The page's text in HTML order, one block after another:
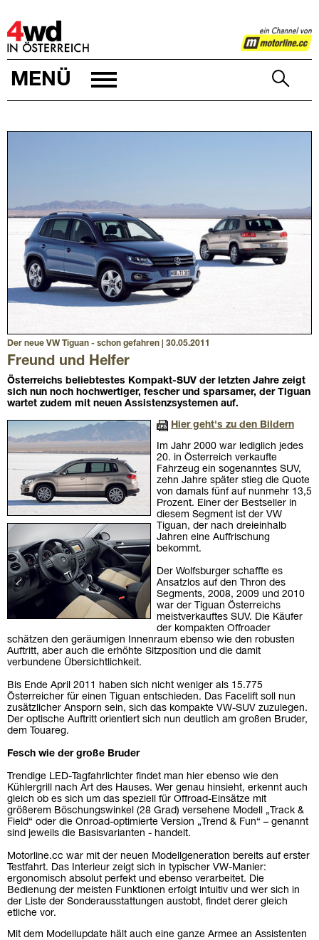
4WD
MENÜ
Der neue VW Tiguan - schon gefahren | 30.05.2011
Freund und Helfer
Österreichs beliebtestes Kompakt-SUV der letzten Jahre zeigt
sich nun noch hochwertiger, fescher und sparsamer, der Tiguan
wartet zudem mit neuen Assistenzsystemen auf.
Hier geht's zu den Bildern
Im Jahr 2000 war lediglich jedes
20. in Österreich verkaufte
Fahrzeug ein sogenanntes SUV,
zehn Jahre später stieg die Quote
von damals fünf auf nunmehr 13,5
Prozent. Einer der Bestseller in
diesem Segment ist der VW
Tiguan, der nach dreieinhalb
Jahren eine Auffrischung
bekommt.
Der Wolfsburger schaffte es
Ansatzlos auf den Thron des
Segments, 2008, 2009 und 2010
war der Tiguan Österreichs
meistverkauftes SUV. Die Käufer
der kompakten Offroader
schätzen den geräumigen Innenraum ebenso wie den robusten
Auftritt, aber auch die erhöhte Sitzposition und die damit
verbundene Übersichtlichkeit.
Bis Ende April 2011 haben sich nicht weniger als 15.775
Österreicher für einen Tiguan entschieden. Das Facelift soll nun
zusätzlicher Ansporn sein, sich das kompakte VW-SUV zuzulegen.
Der optische Auftritt orientiert sich nun deutlich am großen Bruder,
dem Touareg.
Fesch wie der große Bruder
Trendige LED-Tagfahrlichter findet man hier ebenso wie den
Kühlergrill nach Art des Hauses. Wer genau hinsieht, erkennt auch
gleich ob es sich um das speziell für Offroad-Einsätze mit
größerem Böschungswinkel (28 Grad) versehene Modell „Track &
Field“ oder die Onroad-optimierte Version „Trend & Fun“ – genannt
sind jeweils die Basisvarianten - handelt.
Motorline.cc war mit der neuen Modellgeneration bereits auf erster
Testfahrt. Das Interieur zeigt sich in typischer VW-Manier:
ergonomisch absolut perfekt und ebenso verarbeitet. Die
Bedienung der meisten Funktionen erfolgt intuitiv und wer sich in
der Liste der Sonderausstattungen austobt, findet derer gleich
etliche vor.
Mit dem Modellupdate hält auch eine ganze Armee an Assistenten